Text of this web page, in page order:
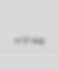
vr 21 aug